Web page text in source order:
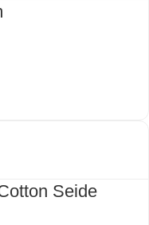
Seide